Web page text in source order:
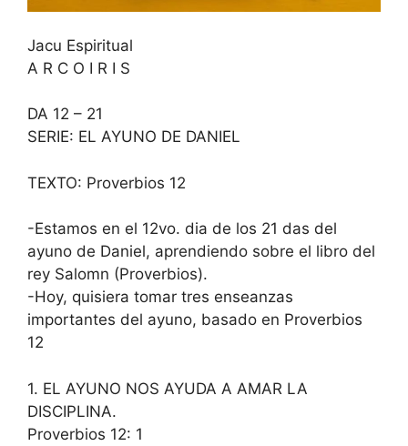
Jacu Espiritual
A R C O I R I S
DA 12 – 21
SERIE: EL AYUNO DE DANIEL
TEXTO: Proverbios 12
-Estamos en el 12vo. dia de los 21 das del
ayuno de Daniel, aprendiendo sobre el libro del
rey Salomn (Proverbios).
-Hoy, quisiera tomar tres enseanzas
importantes del ayuno, basado en Proverbios
12
1. EL AYUNO NOS AYUDA A AMAR LA
DISCIPLINA.
Proverbios 12: 1